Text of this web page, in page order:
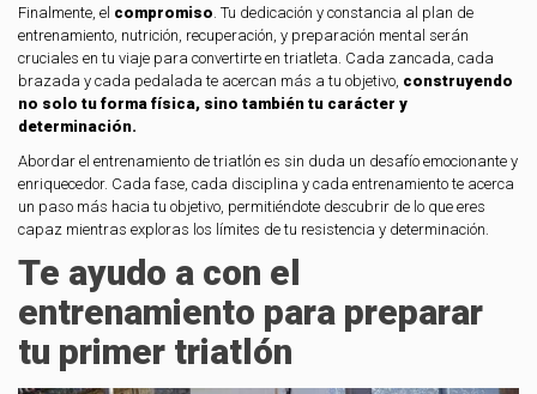
Finalmente, el compromiso . Tu dedicación y constancia al plan de
entrenamiento, nutrición, recuperación, y preparación mental serán
cruciales en tu viaje para convertirte en triatleta. Cada zancada, cada
brazada y cada pedalada te acercan más a tu objetivo, construyendo
no solo tu forma física, sino también tu carácter y
determinación.
Abordar el entrenamiento de triatlón es sin duda un desafío emocionante y
enriquecedor. Cada fase, cada disciplina y cada entrenamiento te acerca
un paso más hacia tu objetivo, permitiéndote descubrir de lo que eres
capaz mientras exploras los límites de tu resistencia y determinación.
Te ayudo a con el
entrenamiento para preparar
tu primer triatlón